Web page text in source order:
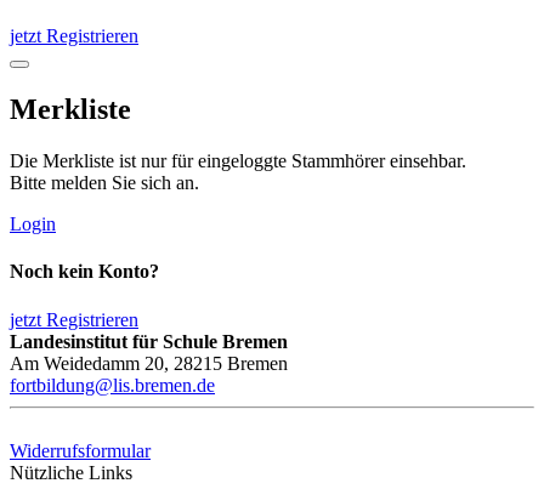
jetzt Registrieren
Merkliste
Die Merkliste ist nur für eingeloggte Stammhörer einsehbar.
Bitte melden Sie sich an.
Login
Noch kein Konto?
jetzt Registrieren
Landesinstitut für Schule Bremen
Am Weidedamm 20, 28215 Bremen
fortbildung@lis.bremen.de
Widerrufsformular
Nützliche Links